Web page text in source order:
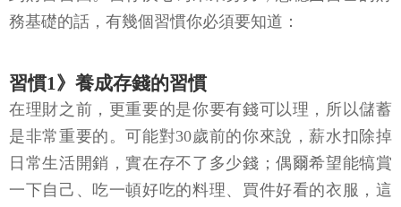
務基礎的話，有幾個習慣你必須要知道：
習慣1》養成存錢的習慣
在理財之前，更重要的是你要有錢可以理，所以儲蓄
是非常重要的。可能對30歲前的你來說，薪水扣除掉
日常生活開銷，實在存不了多少錢；偶爾希望能犒賞
一下自己、吃一頓好吃的料理、買件好看的衣服，這